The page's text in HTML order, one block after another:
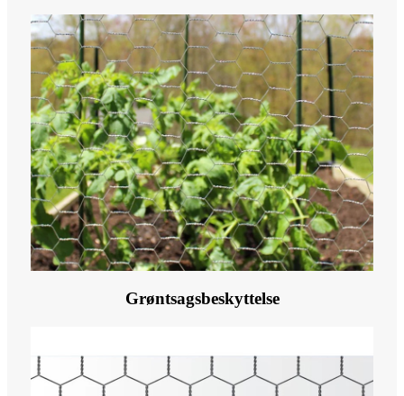
Grøntsagsbeskyttelse